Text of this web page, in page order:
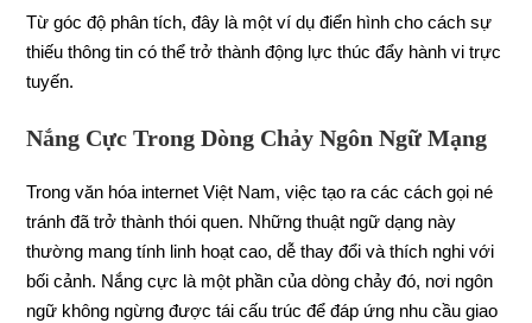
Từ góc độ phân tích, đây là một ví dụ điển hình cho cách sự
thiếu thông tin có thể trở thành động lực thúc đẩy hành vi trực
tuyến.
Nắng Cực Trong Dòng Chảy Ngôn Ngữ Mạng
Trong văn hóa internet Việt Nam, việc tạo ra các cách gọi né
tránh đã trở thành thói quen. Những thuật ngữ dạng này
thường mang tính linh hoạt cao, dễ thay đổi và thích nghi với
bối cảnh. Nắng cực là một phần của dòng chảy đó, nơi ngôn
ngữ không ngừng được tái cấu trúc để đáp ứng nhu cầu giao